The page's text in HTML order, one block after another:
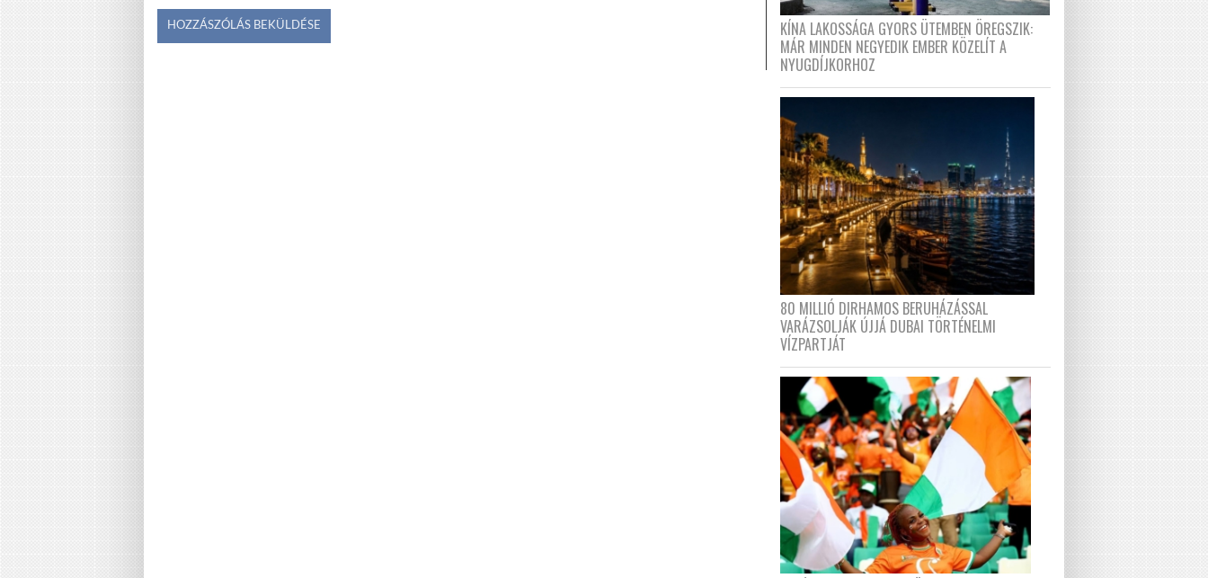
KÍNA LAKOSSÁGA GYORS ÜTEMBEN ÖREGSZIK:
MÁR MINDEN NEGYEDIK EMBER KÖZELÍT A
NYUGDÍJKORHOZ
80 MILLIÓ DIRHAMOS BERUHÁZÁSSAL
VARÁZSOLJÁK ÚJJÁ DUBAI TÖRTÉNELMI
VÍZPARTJÁT